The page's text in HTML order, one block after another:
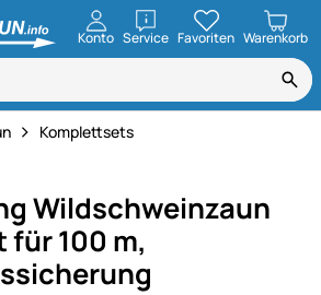
Konto ServiceöffnenFavoriten Warenkorb
Komplettsets
Wildschweinzaun
100 m,